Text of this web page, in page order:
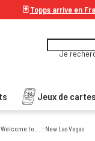
🃏Topps arrive en
Je
Jeux de cartes
Welcome to ... : New Las Vegas